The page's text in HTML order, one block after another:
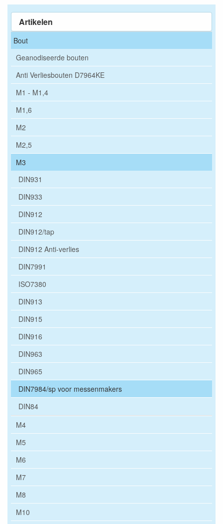
Artikelen
Bout
Geanodiseerde bouten
Anti Verliesbouten D7964KE
M1 - M1,4
M1,6
M2
M2,5
M3
DIN931
DIN933
DIN912
DIN912/tap
DIN912 Anti-verlies
DIN7991
ISO7380
DIN913
DIN915
DIN916
DIN963
DIN965
DIN7984/sp voor messenmakers
DIN84
M4
M5
M6
M7
M8
M10